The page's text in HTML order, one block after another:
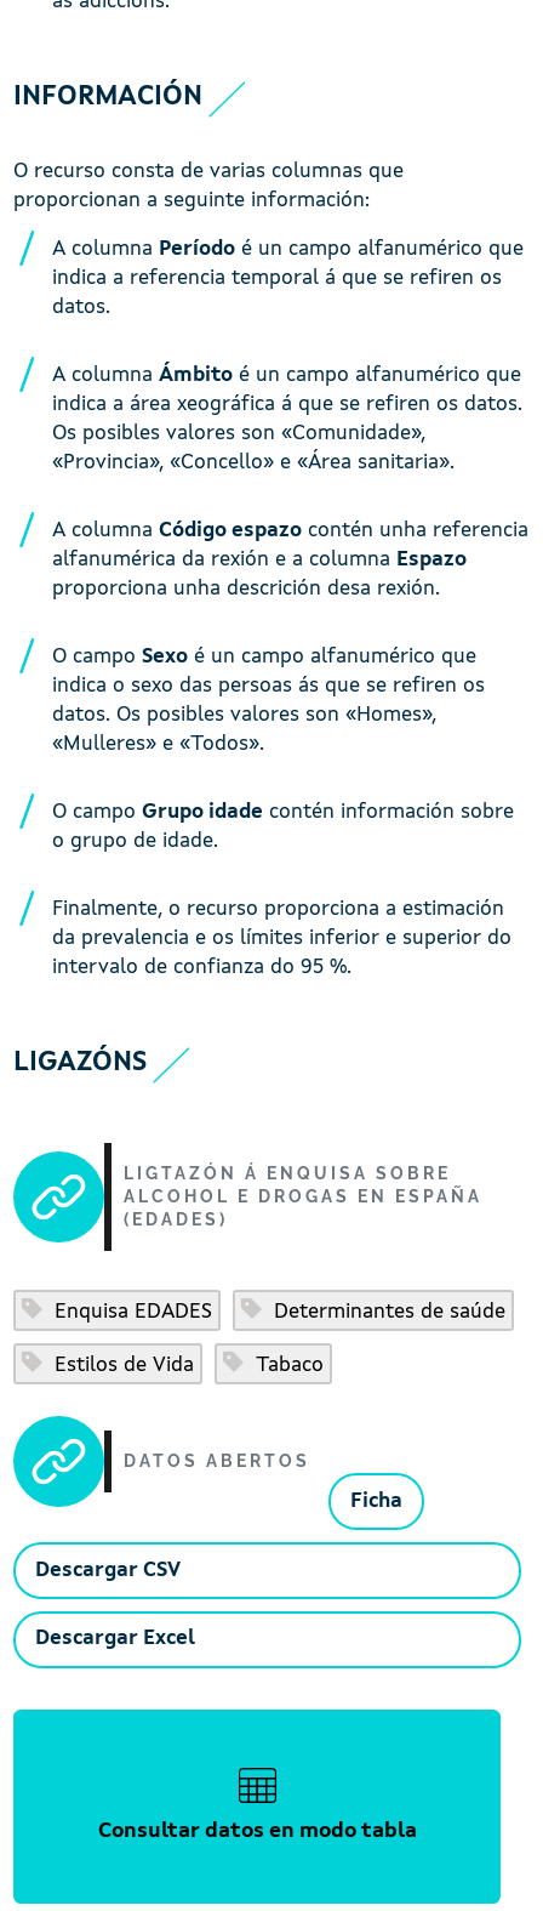
INFORMACIÓN
O recurso consta de varias columnas que
proporcionan a seguinte información:
A columna Período é un campo alfanumérico que
indica a referencia temporal á que se refiren os
datos.
A columnaÁmbito é un campo alfanumérico que
indica a área xeográfica á que se refiren os datos.
Os posibles valores son «Comunidade»,
«Provincia», «Concello» e «Área sanitaria».
A columnaCódigo espazo contén unha referencia
alfanumérica da rexión e a columna Espazo
proporciona unha descrición desa rexión.
O campoSexo é un campo alfanumérico que
indica o sexo das persoas ás que se refiren os
datos. Os posibles valores son «Homes»,
«Mulleres» e «Todos».
O campoGrupo idade contén información sobre
o grupo de idade.
Finalmente, o recurso proporciona a estimación
da prevalencia e os límites inferior e superior do
intervalo de confianza do 95 %.
LIGAZÓNS
LIGTAZÓN Á ENQUISA SOBRE
ALCOHOL E DROGAS EN ESPAÑA
(EDADES)
Enquisa EDADES Determinantes de saúde
Estilos de Vida Tabaco
DATOS ABERTOS
Ficha
Descargar CSV
Descargar Excel
Consultar datos en modo tabla